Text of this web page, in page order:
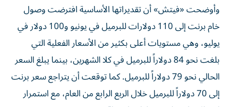
وأوضحت «فيتش» أن تقديراتها الأساسية افترضت وصول
خام برنت إلى 110 دولارات للبرميل في يونيو و100 دولار في
يوليو، وهي مستويات أعلى بكثير من الأسعار الفعلية التي
بلغت نحو 84 دولاراً للبرميل في كلا الشهرين، بينما يبلغ السعر
الحالي نحو 79 دولاراً للبرميل. كما توقعت أن يتراجع سعر برنت
إلى 70 دولاراً للبرميل خلال الربع الرابع من العام، مع استمرار